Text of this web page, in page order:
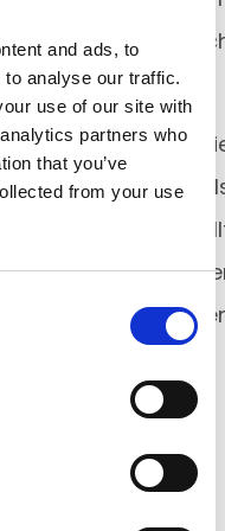
and ads, to
analyse our traffic.
use of our site with
partners who
that you’ve
from your use
Origami
eingehenden
und
den Umsatz
und